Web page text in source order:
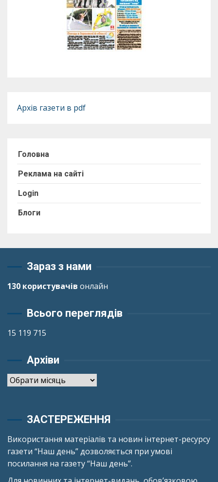
Архів газети в pdf
Головна
Реклама на сайті
Login
Блоги
Зараз з нами
130 користувачів онлайн
Всього переглядів
15 119 715
Архіви
Архіви
ЗАСТЕРЕЖЕННЯ
Використання матеріалів та новин інтернет-ресурсу
газети “Наш день” дозволяється при умові
посилання на газету “Наш день”.